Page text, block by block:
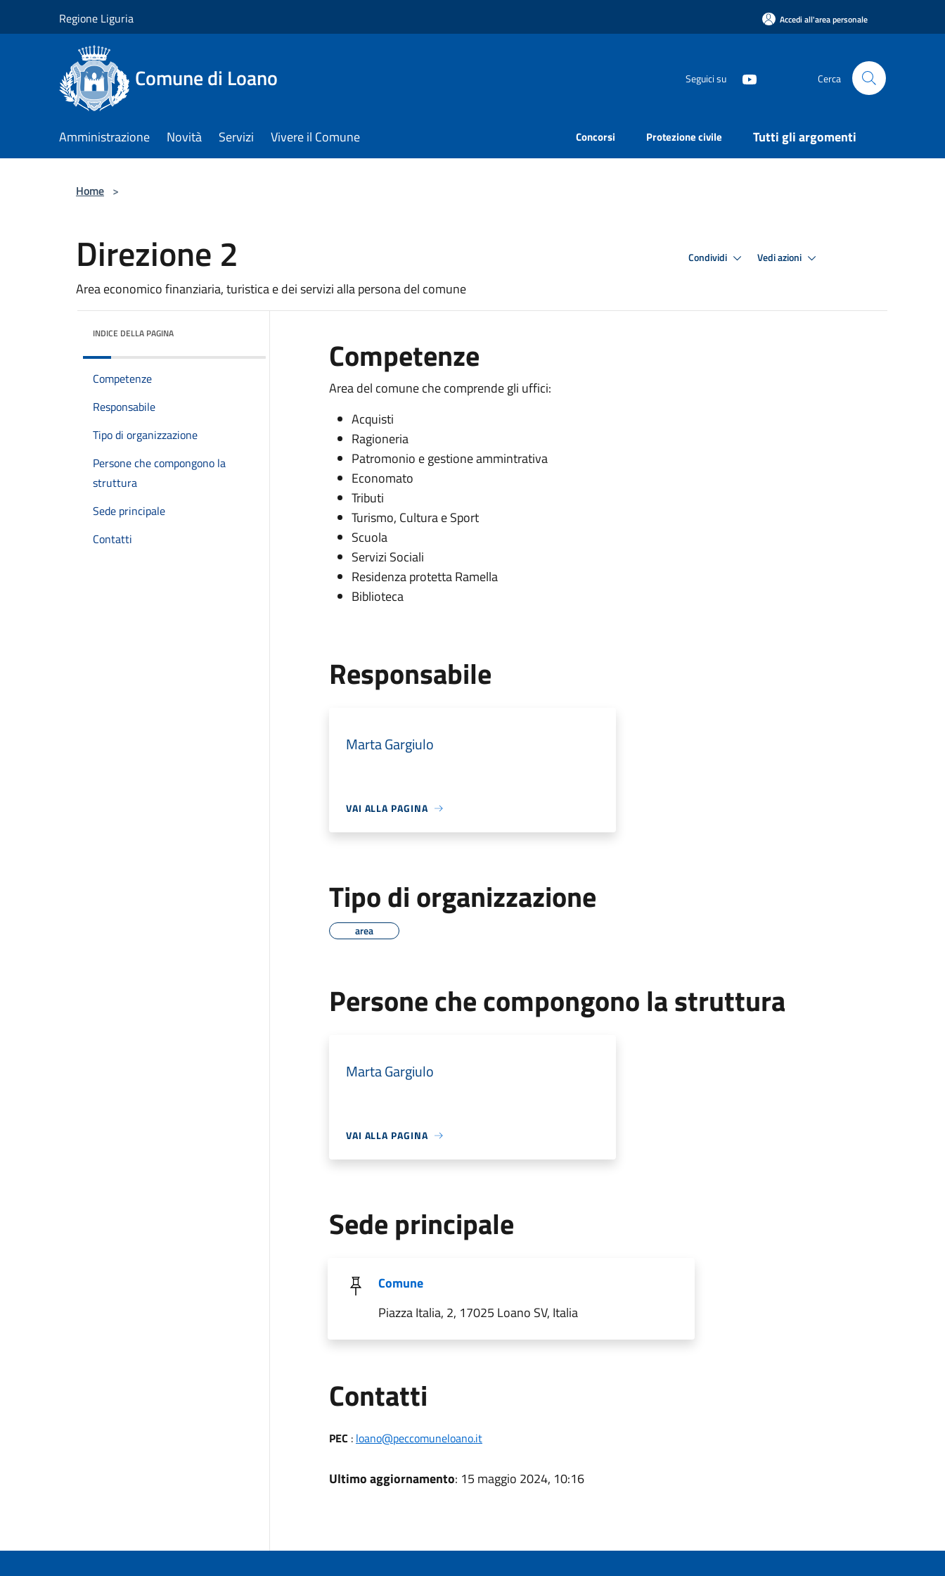
Regione Liguria Accedi all'area personale
Comune di Loano Seguici su Cerca
Amministrazione Novità Servizi Vivere il Comune Concorsi Protezione civile Tutti gli argomenti
Home >
Direzione 2
Area economico finanziaria, turistica e dei servizi alla persona del comune
Condividi Vedi azioni
INDICE DELLA PAGINA
Competenze
Responsabile
Tipo di organizzazione
Persone che compongono la
struttura
Sede principale
Contatti
Competenze
Area del comune che comprende gli uffici:
Acquisti
Ragioneria
Patromonio e gestione ammintrativa
Economato
Tributi
Turismo, Cultura e Sport
Scuola
Servizi Sociali
Residenza protetta Ramella
Biblioteca
Responsabile
Marta Gargiulo
VAI ALLA PAGINA
Tipo di organizzazione
area
Persone che compongono la struttura
Marta Gargiulo
VAI ALLA PAGINA
Sede principale
Comune
Piazza Italia, 2, 17025 Loano SV, Italia
Contatti
PEC : loano@peccomuneloano.it
Ultimo aggiornamento: 15 maggio 2024, 10:16